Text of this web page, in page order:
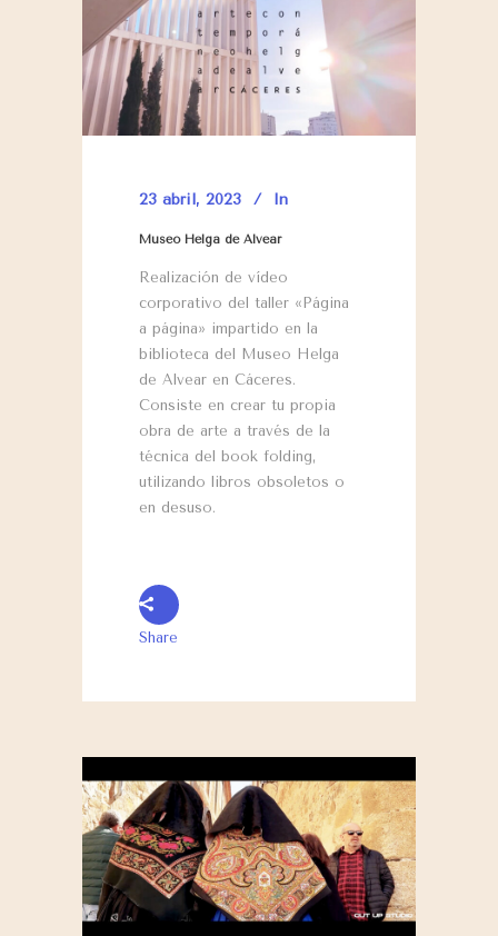
23 abril, 2023 In
Museo Helga de Alvear
Realización de vídeo
corporativo del taller «Página
a página» impartido en la
biblioteca del Museo Helga
de Alvear en Cáceres.
Consiste en crear tu propia
obra de arte a través de la
técnica del book folding,
utilizando libros obsoletos o
en desuso.
Share